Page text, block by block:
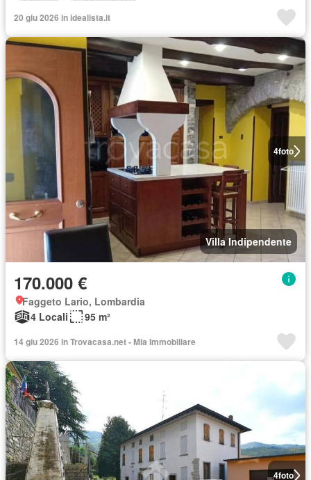
20 giu 2026 in idealista.it
4foto
Villa Indipendente
170.000 €
Faggeto Lario, Lombardia
4 Locali
95 m²
14 giu 2026 in Trovacasa.net - Mia Immobiliare
4foto